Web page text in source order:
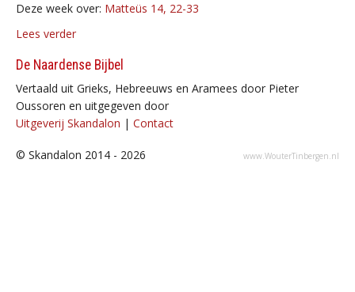
Deze week over: Matteüs 14, 22-33
Lees verder
De Naardense Bijbel
Vertaald uit Grieks, Hebreeuws en Aramees door Pieter
Oussoren en uitgegeven door
Uitgeverij Skandalon | Contact
www.WouterTinbergen.nl
© Skandalon 2014 - 2026